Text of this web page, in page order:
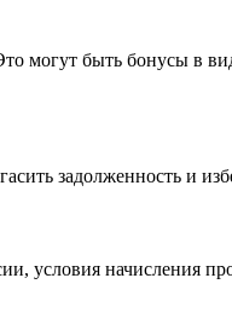
могут быть бонусы в
задолженность и
условия начисления